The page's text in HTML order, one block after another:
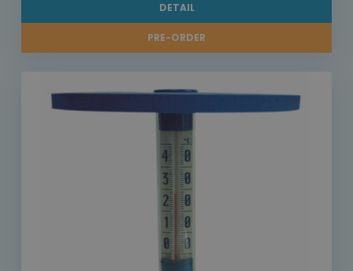
DETAIL
PRE-ORDER